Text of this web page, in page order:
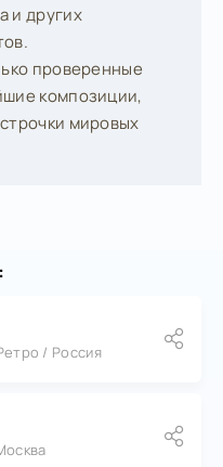
и других
проверенные
композиции,
мировых
/ Россия